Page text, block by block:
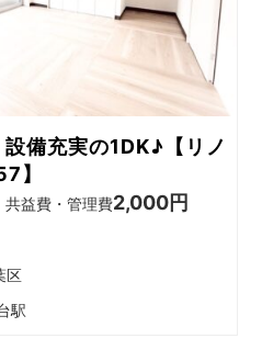
備充実の1DK♪【リノ
】
共益費・管理費2,000円
区
駅